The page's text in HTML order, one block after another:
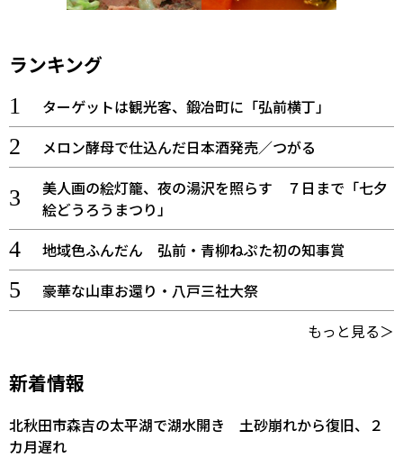
ランキング
ターゲットは観光客、鍛冶町に「弘前横丁」
メロン酵母で仕込んだ日本酒発売／つがる
美人画の絵灯籠、夜の湯沢を照らす ７日まで「七夕
絵どうろうまつり」
地域色ふんだん 弘前・青柳ねぷた初の知事賞
豪華な山車お還り・八戸三社大祭
もっと見る＞
新着情報
北秋田市森吉の太平湖で湖水開き 土砂崩れから復旧、２
カ月遅れ